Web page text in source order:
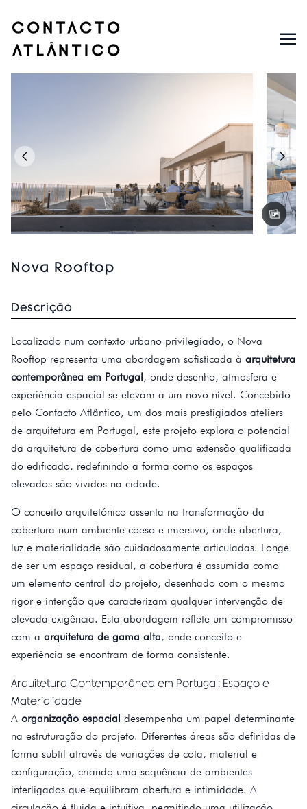
Nova Rooftop
Descrição
Localizado num contexto urbano privilegiado, o Nova
Rooftop representa uma abordagem sofisticada à arquitetura
contemporânea em Portugal, onde desenho, atmosfera e
experiência espacial se elevam a um novo nível. Concebido
pelo Contacto Atlântico, um dos mais prestigiados ateliers
de arquitetura em Portugal, este projeto explora o potencial
da arquitetura de cobertura como uma extensão qualificada
do edificado, redefinindo a forma como os espaços
elevados são vividos na cidade.
O conceito arquitetónico assenta na transformação da
cobertura num ambiente coeso e imersivo, onde abertura,
luz e materialidade são cuidadosamente articuladas. Longe
de ser um espaço residual, a cobertura é assumida como
um elemento central do projeto, desenhado com o mesmo
rigor e intenção que caracterizam qualquer intervenção de
elevada exigência. Esta abordagem reflete um compromisso
com a arquitetura de gama alta, onde conceito e
experiência se encontram de forma consistente.
Arquitetura Contemporânea em Portugal: Espaço e
Materialidade
A organização espacial desempenha um papel determinante
na estruturação do projeto. Diferentes áreas são definidas de
forma subtil através de variações de cota, material e
configuração, criando uma sequência de ambientes
interligados que equilibram abertura e intimidade. A